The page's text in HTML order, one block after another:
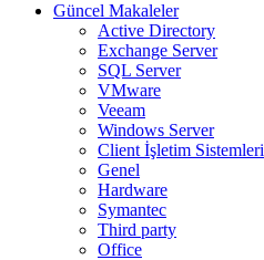
Güncel Makaleler
Active Directory
Exchange Server
SQL Server
VMware
Veeam
Windows Server
Client İşletim Sistemleri
Genel
Hardware
Symantec
Third party
Office